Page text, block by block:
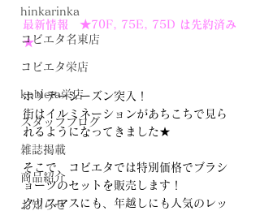
hinkarinka
コビエタ名東店
コビエタ栄店
kobieta栄店
スタッフブログ
雑誌掲載
商品紹介
お知らせ
最新情報　★70F, 75E, 75D は先約済み
★
ホリデーシーズン突入！
街はイルミネーションがあちこちで見ら
れるようになってきました★
そこで、コビエタでは特別価格でブラシ
ョーツのセットを販売します！
クリスマスにも、年越しにも人気のレッ